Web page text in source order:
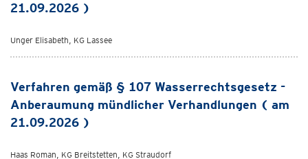
21.09.2026 )
Unger Elisabeth, KG Lassee
Verfahren gemäß § 107 Wasserrechtsgesetz -
Anberaumung mündlicher Verhandlungen ( am
21.09.2026 )
Haas Roman, KG Breitstetten, KG Straudorf